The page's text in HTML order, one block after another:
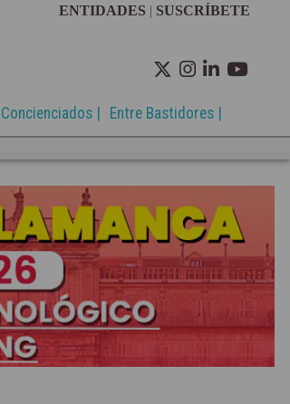
ENTIDADES | SUSCRÍBETE
| Concienciados | Entre Bastidores |